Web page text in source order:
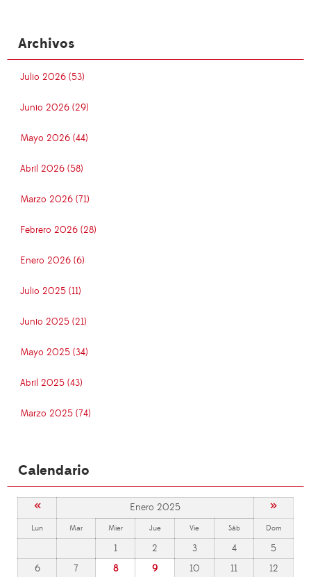
Archivos
Julio 2026 (53)
Junio 2026 (29)
Mayo 2026 (44)
Abril 2026 (58)
Marzo 2026 (71)
Febrero 2026 (28)
Enero 2026 (6)
Julio 2025 (11)
Junio 2025 (21)
Mayo 2025 (34)
Abril 2025 (43)
Marzo 2025 (74)
Calendario
« Enero 2025 »
Lun Mar Mier Jue Vie Sáb Dom
1 2 3 4
5
6
7 8 9 10 11
12